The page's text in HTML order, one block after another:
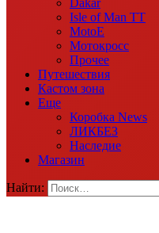
Dakar
Isle of Man TT
MotoE
Мотокросс
Прочее
Путешествия
Кастом зона
Еще
Коробка News
ЛИКБЕЗ
Наследие
Магазин
Найти: